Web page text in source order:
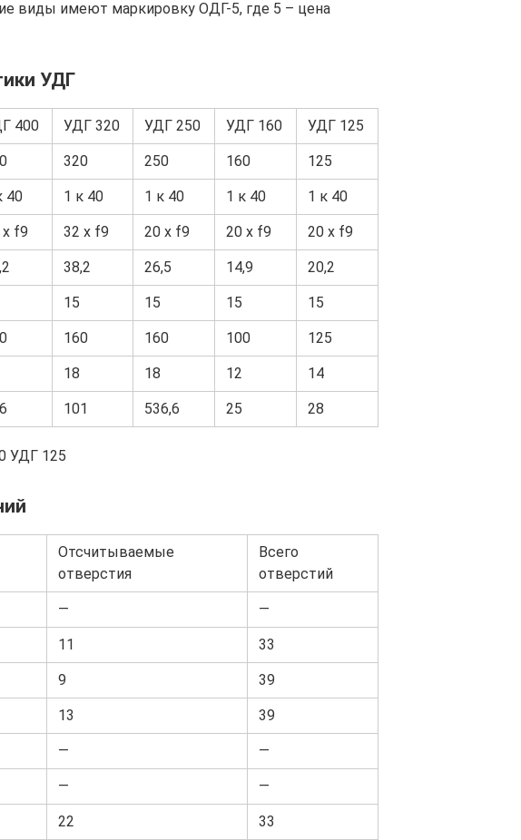
виды имеют маркировку ОДГ-5, где 5 – цена
УДГ
400 УДГ 320 УДГ 250 УДГ 160 УДГ 125
320 250 160 125
40 1 к 40 1 к 40 1 к 40 1 к 40
x f9 32 x f9 20 x f9 20 x f9 20 x f9
38,2 26,5 14,9 20,2
15 15 15 15
160 160 100 125
18 18 12 14
101 536,6 25 28
УДГ 125
Отсчитываемые
отверстия
Всего
отверстий
— —
11 33
9 39
13 39
— —
— —
22 33